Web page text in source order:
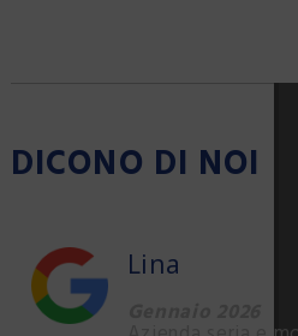
DICONO DI NOI
Lina